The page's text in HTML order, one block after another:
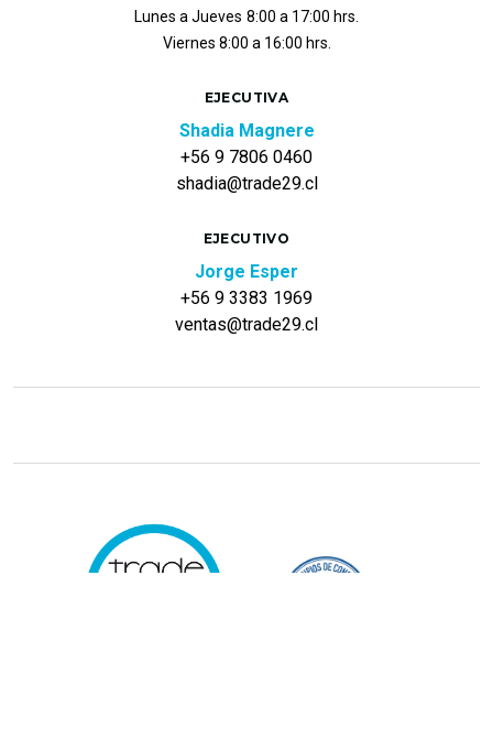
Lunes a Jueves 8:00 a 17:00 hrs.
Viernes 8:00 a 16:00 hrs.
EJECUTIVA
Shadia Magnere
+56 9 7806 0460
shadia@trade29.cl
EJECUTIVO
Jorge Esper
+56 9 3383 1969
ventas@trade29.cl